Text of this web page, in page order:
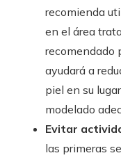
recomienda
en el área
recomendado
ayudará a
piel en su
modelado
Evitar
las primeras